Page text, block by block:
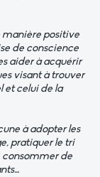
manière positive
de conscience
aider à acquérir
visant à trouver
et celui de la
à adopter les
pratiquer le tri
consommer de